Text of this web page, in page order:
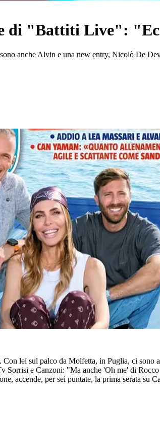
di "Battiti Live":
anche Alvin e una new entry, Nicolò De
lei sul palco da Molfetta, in Puglia, ci sono
Sorrisi e Canzoni: "Ma anche 'Oh me' di
accende, per sei puntate, la prima serata su